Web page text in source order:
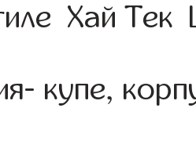
Хай Тек
купе,